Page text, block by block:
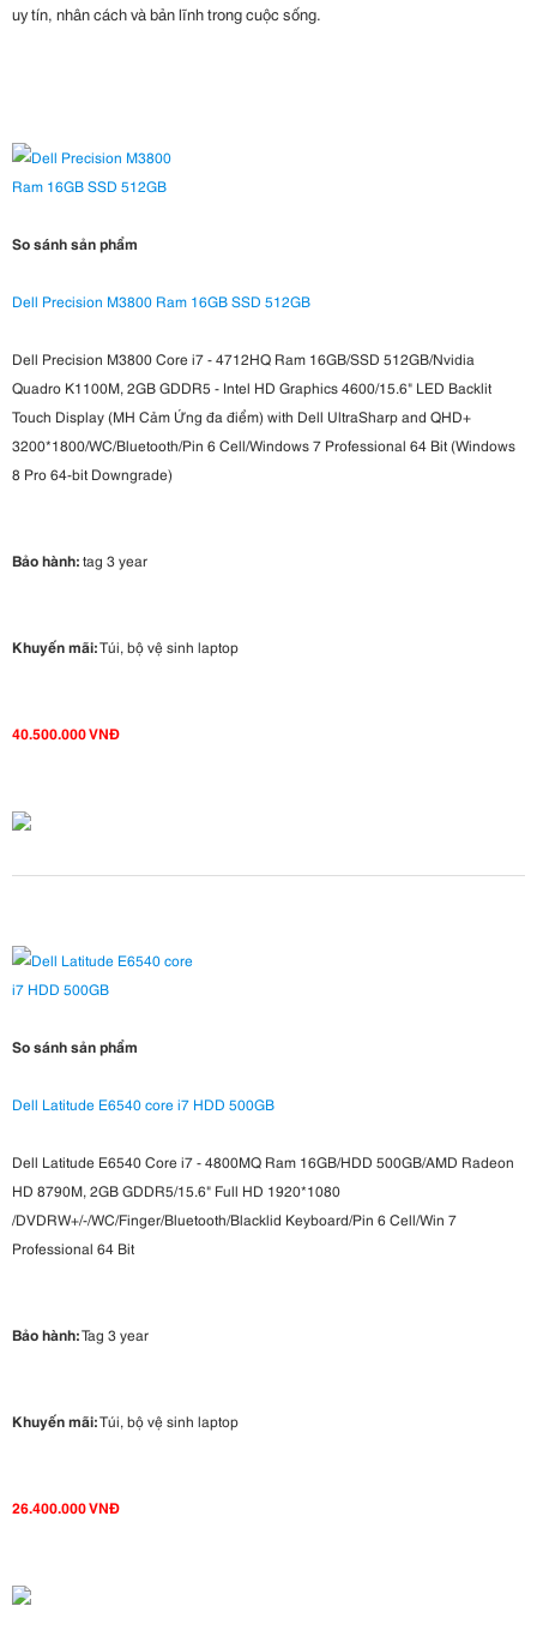
uy tín, nhân cách và bản lĩnh trong cuộc sống.
So sánh sản phẩm
Dell Precision M3800 Ram 16GB SSD 512GB
Dell Precision M3800 Core i7 - 4712HQ Ram 16GB/SSD 512GB/Nvidia
Quadro K1100M, 2GB GDDR5 - Intel HD Graphics 4600/15.6" LED Backlit
Touch Display (MH Cảm Ứng đa điểm) with Dell UltraSharp and QHD+
3200*1800/WC/Bluetooth/Pin 6 Cell/Windows 7 Professional 64 Bit (Windows
8 Pro 64-bit Downgrade)
Bảo hành:tag 3 year
Khuyến mãi:Túi, bộ vệ sinh laptop
40.500.000 VNĐ
So sánh sản phẩm
Dell Latitude E6540 core i7 HDD 500GB
Dell Latitude E6540 Core i7 - 4800MQ Ram 16GB/HDD 500GB/AMD Radeon
HD 8790M, 2GB GDDR5/15.6" Full HD 1920*1080
/DVDRW+/-/WC/Finger/Bluetooth/Blacklid Keyboard/Pin 6 Cell/Win 7
Professional 64 Bit
Bảo hành:Tag 3 year
Khuyến mãi:Túi, bộ vệ sinh laptop
26.400.000 VNĐ